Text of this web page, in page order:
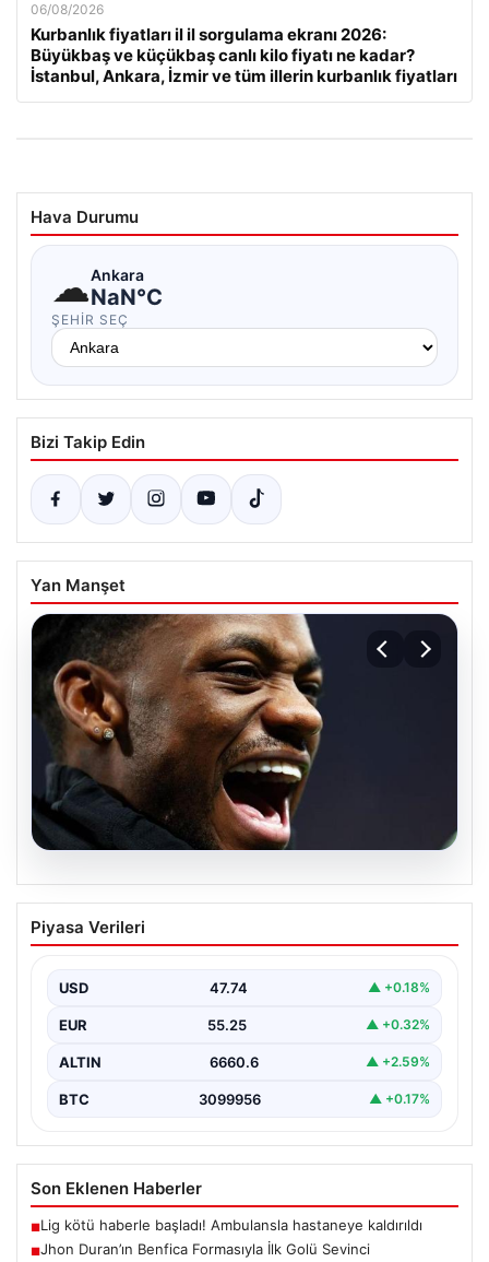
06/08/2026
Kurbanlık fiyatları il il sorgulama ekranı 2026:
Büyükbaş ve küçükbaş canlı kilo fiyatı ne kadar?
İstanbul, Ankara, İzmir ve tüm illerin kurbanlık fiyatları
Hava Durumu
☁Ankara
NaN°C
ŞEHIR SEÇ
Bizi Takip Edin
Yan Manşet
Jhon Duran’ın Benfica Formasıyla İlk
Golü Sevinci
maçında adeta parladı ve taraftarların kalbini…
Piyasa Verileri
USD 47.74 ▲ +0.18%
EUR 55.25 ▲ +0.32%
ALTIN 6660.6 ▲ +2.59%
BTC 3099956 ▲ +0.17%
Son Eklenen Haberler
■Lig kötü haberle başladı! Ambulansla hastaneye kaldırıldı
■Jhon Duran’ın Benfica Formasıyla İlk Golü Sevinci